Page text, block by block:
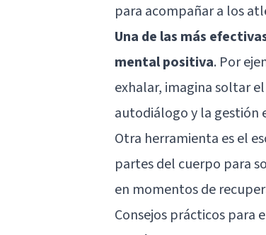
para acompañar a los
Una de las más
mental positiva. Por
exhalar, imagina soltar
autodiálogo y la gestión
Otra herramienta es el
partes del cuerpo para
en momentos de
Consejos prácticos para